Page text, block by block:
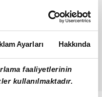
Ayarları Hakkında
faaliyetlerinin
kullanılmaktadır.